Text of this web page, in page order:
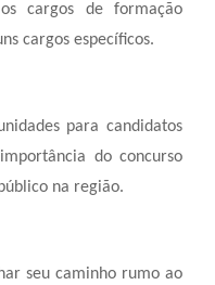
cargos de formação
cargos específicos.
para candidatos
do concurso
na região.
seu caminho rumo ao